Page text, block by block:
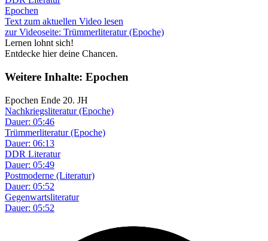
Epochen
Text zum aktuellen Video lesen
zur Videoseite: Trümmerliteratur (Epoche)
Lernen lohnt sich!
Entdecke hier deine Chancen.
Weitere Inhalte: Epochen
Epochen Ende 20. JH
Nachkriegsliteratur (Epoche)
Dauer: 05:46
Trümmerliteratur (Epoche)
Dauer: 06:13
DDR Literatur
Dauer: 05:49
Postmoderne (Literatur)
Dauer: 05:52
Gegenwartsliteratur
Dauer: 05:52